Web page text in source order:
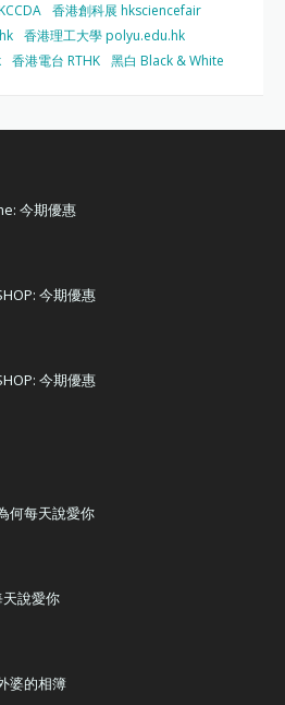
香港創科展 hksciencefair
香港理工大學 polyu.edu.hk
香港電台 RTHK 黑白 Black & White
今期優惠
今期優惠
今期優惠
何每天說愛你
說愛你
婆的相簿